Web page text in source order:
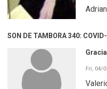
SON DE TAMBORA 340:
Fri, 04/